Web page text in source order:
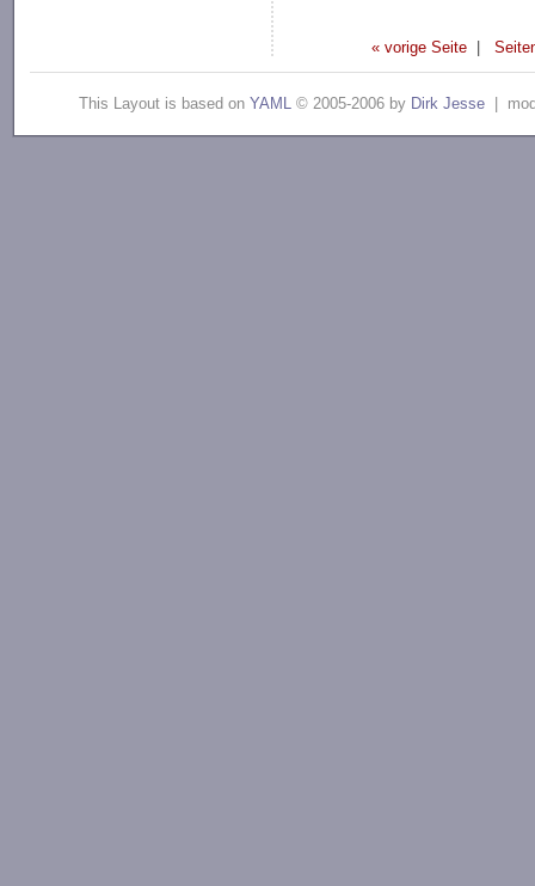
« vorige Seite |
This Layout is based on YAML © 2005-2006 by Dirk Jesse |